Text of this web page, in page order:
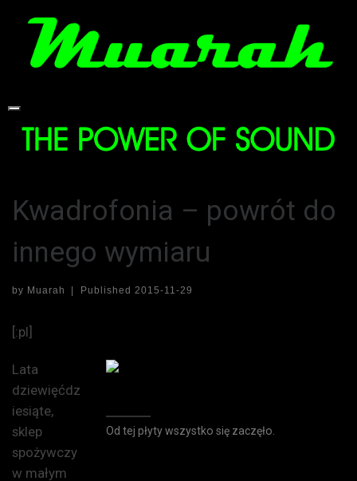
content
Kwadrofonia – powrót do
innego wymiaru
by Muarah Published 2015-11-29
[:pl]
Od tej płyty wszystko się zaczęło.
Lata
dziewięćdz
iesiąte,
sklep
spożywczy
w małym